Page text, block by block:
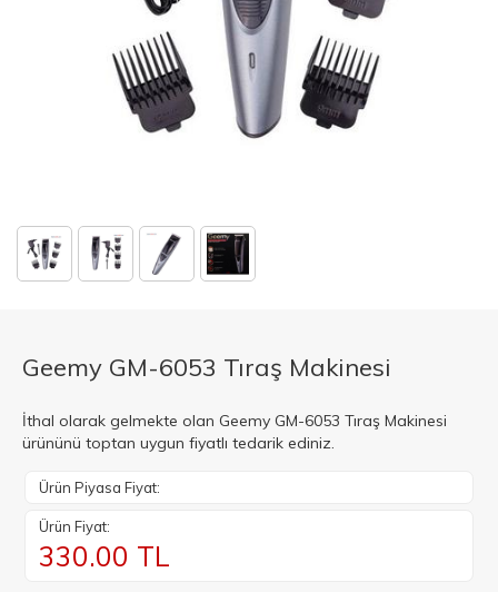
Geemy GM-6053 Tıraş Makinesi
İthal olarak gelmekte olan Geemy GM-6053 Tıraş Makinesi
ürününü toptan uygun fiyatlı tedarik ediniz.
Ürün Piyasa Fiyat:
Ürün Fiyat:
330.00 TL